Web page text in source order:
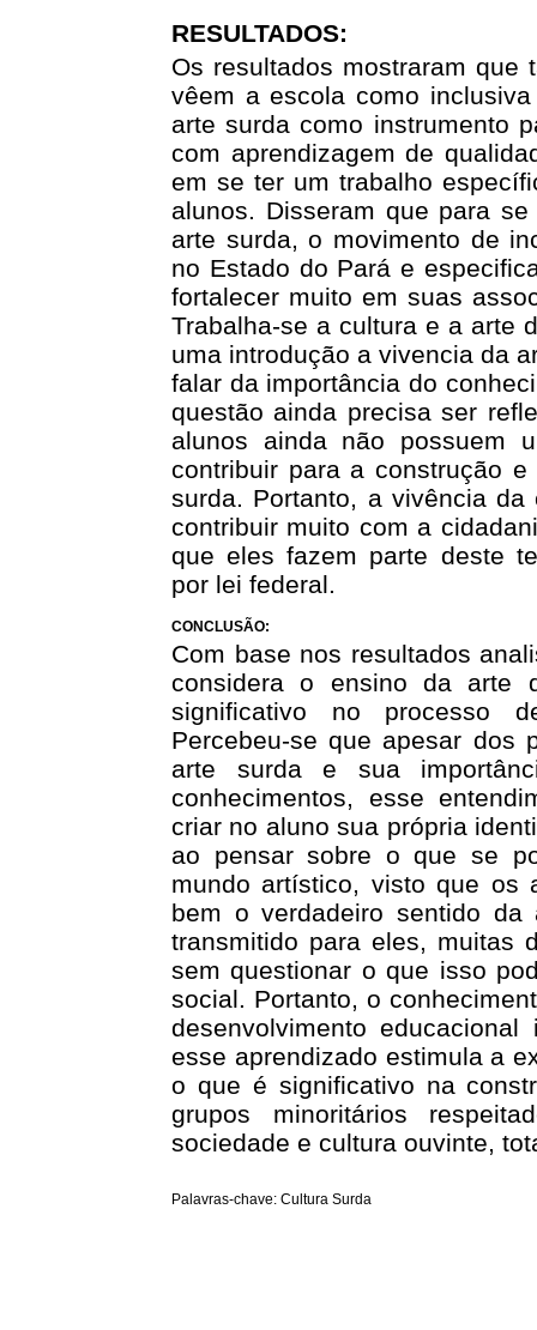
RESULTADOS:
Os resultados mostraram que
vêem a escola como
arte surda como instrumento
com aprendizagem de
em se ter um trabalho
alunos. Disseram que para
arte surda, o movimento de
no Estado do Pará e
fortalecer muito em suas
Trabalha-se a cultura e a arte
uma introdução a vivencia da
falar da importância do
questão ainda precisa ser
alunos ainda não possuem
contribuir para a construção
surda. Portanto, a vivência
contribuir muito com a
que eles fazem parte deste
por lei federal.
CONCLUSÃO:
Com base nos resultados
considera o ensino da arte
significativo no processo
Percebeu-se que apesar dos
arte surda e sua
conhecimentos, esse
criar no aluno sua própria
ao pensar sobre o que se
mundo artístico, visto que os
bem o verdadeiro sentido
transmitido para eles, muitas
sem questionar o que isso
social. Portanto, o
desenvolvimento
esse aprendizado estimula a
o que é significativo na
grupos minoritários
sociedade e cultura ouvinte,
Palavras-chave: Cultura Surda